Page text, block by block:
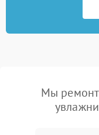
Мы